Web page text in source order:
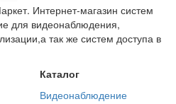
Интернет-магазин систем
для видеонаблюдения,
так же систем доступа в
Каталог
Видеонаблюдение